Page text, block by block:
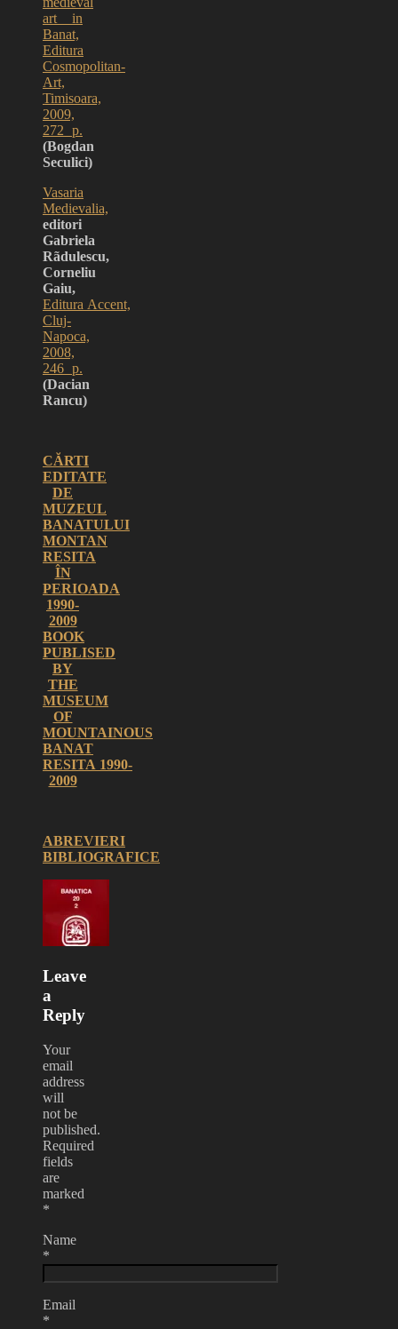
art in
Banat,
Editura
Cosmopolitan-
Art,
Timisoara,
2009,
272 p.
(Bogdan
Seculici)
Vasaria
Medievalia,
editori
Gabriela
Rãdulescu,
Corneliu
Gaiu,
Editura Accent,
Cluj-
Napoca,
2008,
246 p.
(Dacian
Rancu)
CĂRTI
EDITATE
DE
MUZEUL
BANATULUI
MONTAN
RESITA
ÎN
PERIOADA
1990-
2009
BOOK
PUBLISED
BY
THE
MUSEUM
OF
MOUNTAINOUS
BANAT
RESITA 1990-
2009
ABREVIERI
BIBLIOGRAFICE
Leave
a
Reply
Your
email
address
will
not be
published.
Required
fields
are
marked
*
Name
*
Email
*